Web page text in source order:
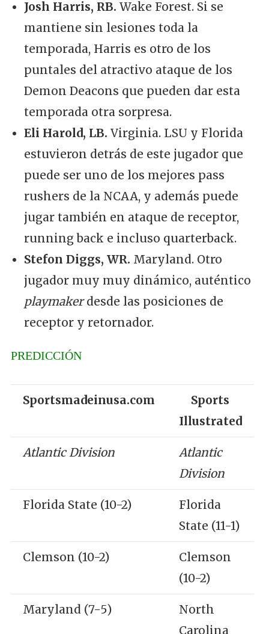
Josh Harris, RB. Wake Forest. Si se
mantiene sin lesiones toda la
temporada, Harris es otro de los
puntales del atractivo ataque de los
Demon Deacons que pueden dar esta
temporada otra sorpresa.
Eli Harold, LB. Virginia. LSU y Florida
estuvieron detrás de este jugador que
puede ser uno de los mejores pass
rushers de la NCAA, y además puede
jugar también en ataque de receptor,
running back e incluso quarterback.
Stefon Diggs, WR. Maryland. Otro
jugador muy muy dinámico, auténtico
playmakerdesde las posiciones de
receptor y retornador.
PREDICCIÓN
Sportsmadeinusa.com
Sports
Illustrated
Atlantic Division
Atlantic
Division
Florida State (10-2)
Florida
State (11-1)
Clemson (10-2)
Clemson
(10-2)
Maryland (7-5)
North
Carolina